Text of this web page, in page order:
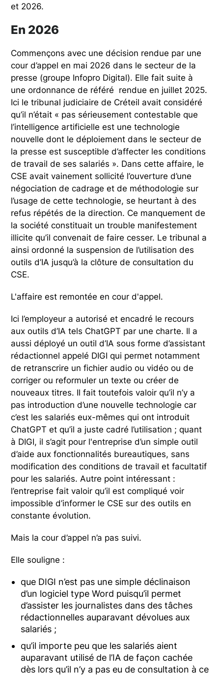
et 2026.
En 2026
Commençons avec une décision rendue par une
cour d’appel en mai 2026 dans le secteur de la
presse (groupe Infopro Digital). Elle fait suite à
une ordonnance de référé rendue en juillet 2025.
Ici le tribunal judiciaire de Créteil avait considéré
qu’il n’était « pas sérieusement contestable que
l’intelligence artificielle est une technologie
nouvelle dont le déploiement dans le secteur de
la presse est susceptible d’affecter les conditions
de travail de ses salariés ». Dans cette affaire, le
CSE avait vainement sollicité l’ouverture d’une
négociation de cadrage et de méthodologie sur
l’usage de cette technologie, se heurtant à des
refus répétés de la direction. Ce manquement de
la société constituait un trouble manifestement
illicite qu’il convenait de faire cesser. Le tribunal a
ainsi ordonné la suspension de l’utilisation des
outils d’IA jusqu’à la clôture de consultation du
CSE.
L'affaire est remontée en cour d'appel.
Ici l’employeur a autorisé et encadré le recours
aux outils d’IA tels ChatGPT par une charte. Il a
aussi déployé un outil d’IA sous forme d’assistant
rédactionnel appelé DIGI qui permet notamment
de retranscrire un fichier audio ou vidéo ou de
corriger ou reformuler un texte ou créer de
nouveaux titres. Il fait toutefois valoir qu’il n’y a
pas introduction d’une nouvelle technologie car
c’est les salariés eux-mêmes qui ont introduit
ChatGPT et qu’il a juste cadré l’utilisation ; quant
à DIGI, il s’agit pour l'entreprise d’un simple outil
d’aide aux fonctionnalités bureautiques, sans
modification des conditions de travail et facultatif
pour les salariés. Autre point intéressant :
l’entreprise fait valoir qu’il est compliqué voir
impossible d’informer le CSE sur des outils en
constante évolution.
Mais la cour d’appel n’a pas suivi.
Elle souligne :
que DIGI n’est pas une simple déclinaison
d’un logiciel type Word puisqu’il permet
d’assister les journalistes dans des tâches
rédactionnelles auparavant dévolues aux
salariés ;
qu’il importe peu que les salariés aient
auparavant utilisé de l’IA de façon cachée
dès lors qu’il n’y a pas eu de consultation à ce